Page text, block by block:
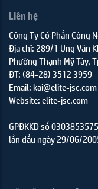
Liên hệ
Công Ty Cổ Phần Công
Địa chỉ: 289/1 Ung Văn
Phường Thạnh Mỹ Tây,
ĐT: (84-28) 3512 3959
Email: kai@elite-jsc.com
Website: elite-jsc.com
GPĐKKD số
lần đầu ngày 29/06/